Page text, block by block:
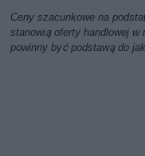
Ceny szacunkowe na
stanowią oferty handlowej
powinny być podstawą do